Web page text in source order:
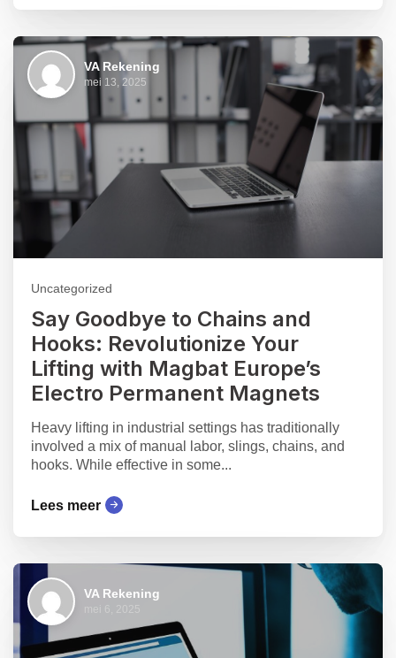
VA Rekening
mei 13, 2025
Uncategorized
Say Goodbye to Chains and
Hooks: Revolutionize Your
Lifting with Magbat Europe’s
Electro Permanent Magnets
Heavy lifting in industrial settings has traditionally
involved a mix of manual labor, slings, chains, and
hooks. While effective in some...
Lees meer
VA Rekening
mei 6, 2025